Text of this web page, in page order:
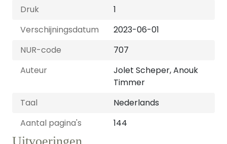
Druk
1
Verschijningsdatum
2023-06-01
NUR-code
707
Auteur
Jolet Scheper, Anouk
Timmer
Taal
Nederlands
Aantal pagina's
144